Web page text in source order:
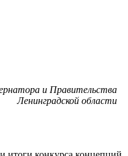
и Правительства
Ленинградской области